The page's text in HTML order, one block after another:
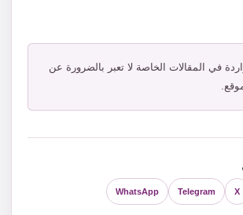
في المقالات الخاصة لا تعبر بالضرورة عن
X
Telegram
WhatsApp